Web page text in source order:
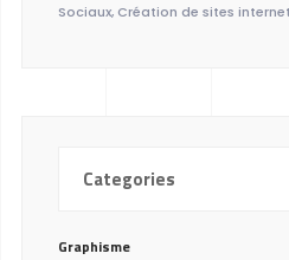
Sociaux, Création de sites
Categories
Graphisme